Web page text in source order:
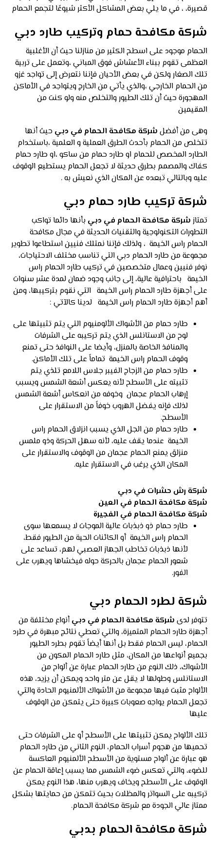
قصيرة، ، في ما يلي بعض المشاكل الأكثر شيوعًا لتجمع الحمام
شركة مكافحة حمام وتركيب طارد دبي
الحمام موجود على اسطح الكثير من منازلنا حيث أن الأغلبية
العظمى تقوم ببناء الأعشاش فوق المباني ،وتعمل على تربية
تلك الصغار ولكن في بعض الأحيان فإننا نتعرض إلى تواجد غزو
من الحمام الخارجي ،والذي يأتي من الخارج ويتواجد في الأماكن
المهجورة حيث أن تلك الطيور والتخلص منه ولو كنت من
المقيمين
وهى من أفضل شركة مكافحة الحمام في دبي حيث أنها
تتخلص من الحمام بأحدث الطرق العملية و العلمية ،باستخدام
الطارد المخصص للحمام او طارد حمام من ساكو ،او طارد حمام
كفاك والمصمم بطرق حديثة لا تجعل الحمام يستطيع الوقوف
عليه وبالتالي تبعده عن المكان الذي نعيش به .
شركة تركيب طارد حمام دبي
تمتاز شركة مكافحة الحمام في دبي بأنها دائما تواكب
التطورات التكنولوجية والتقنيات الحديثة في مجال مكافحة
الحمام راس الخيمة ، ولذلك فإننا نمتلك فنيين استطاعوا تطوير
مجموعة من طارد الحمام دبي التي تناسب مختلف الاحتياجات،
نوفر فنيين وعمال متخصصين في تركيب طارد الحمام راس
الخيمة باحترافية عالية، إلى جانب وجود ضمان لمدة عشر سنوات
على أجهزة طارد الحمام راس الخيمة التي نقوم بتركيبها، ومن
أهم أجهزة طارد الحمام راس الخيمة لدينا كالآتي :
طارد حمام من الأشواك الألومنيوم التي يتم تثبيتها على
لوح من الاستانلس الذي يتم تركيبه على الشرفات
والمنافذ الخاصة بالمنزل، وأيضا على النوافذ حتى تمنع
وقوف الحمام راس الخيمة تماماً على تلك الأماكن.
طارد حمام من الزجاج الفيبر جلاس اللامع تلذي يتم
تثبيته على الأسطح لأنه يعكس أشعة الشمس ويسبب
إرهاب الحمام عجمان وخوفه من انعكاس أشعة الشمس
لذلك فإنه يفضل الهروب خوفاً من الاستقرار على
الأسطح.
طارد حمام من الجل الذي يسبب انزلاق الحمام راس
الخيمة عندما يقف عليه، لأنه سهل الحركة وذو ملمس
منزلق يمنع الحمام عجمان من الوقوف والاستقرار على
المكان الذي يرغب في الاستقرار عليه.
شركة رش حشرات في دبي
شركة مكافحة الحمام في العين
شركة مكافحة الحمام في الفجيرة
طارد حمام ذو ذبذبات عالية الموجات لا يسمعها سوى
الحمام راس الخيمة أو الكائنات الحية من الطيور فقط،
لأنها ذبذبات تخاطب الجهاز العصبي لهم، تساعد على
شعور الحمام عجمان بالحركة حوله فيخشاها ويهرب على
الفور.
شركة لطرد الحمام دبي
تتوفر لدى شركة مكافحة الحمام في دبيأنواع مختلفة من
أجهزة طارد الحمام المتميزة، والتي تعطي نتائج مبهرة في طرد
الحمام، ليس الحمام فقط بل أنها أيضاً تقوم بطرد الطيور
بجميع أنواعها من المكان، مثل طارد الحمام المكون من
الأشواك، ذلك النوع من طارد الحمام عبارة عن ألواح من
الاستانلس وطولها لا يقل عن متر واحد ويمكن أن يزيد، هذه
الألواح مثبت فيها مجموعة من الأشواك الألمنيوم الحادة والتي
تجعل الحمام يواجه صعوبات كبيرة حتى يتمكن من الوقوف
عليها
تلك الألواح يمكن تثبيتها على الأسطح أو على الشرفات حتى
تحميها من هجوم أسراب الحمام، النوع الثاني من طارد الحمام
هو عبارة عن ألواح مستوية من الأسطح الألمنيوم العاكسة
للضوء، والتي تعكس ضوء الشمس مما يسبب إعاقة الحمام عن
الوقوف على الأسطح ويخاف ويهرب منها، هذا النوع يمكن
تركيبه على السواتر والمظلات بحيث تتمكن من حمايتها بشكل
ممتاز عالي الجودة مع شركة مكافحة الحمام.
شركة مكافحة الحمام بدبي